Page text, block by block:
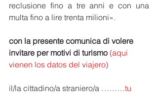
reclusione fino a tre anni e con una
multa fino a lire trenta milioni».
con la presente comunica di volere
invitare per motivi di turismo (aqui
vienen los datos del viajero)
il/la cittadino/a straniero/a ………tu